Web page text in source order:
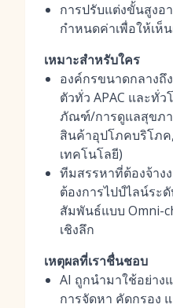
การปรับแต่งขั้นสูงอ
กำหนดค่าเพื่อให้เห็
เหมาะสำหรับใคร
องค์กรขนาดกลาง
ตัวทั่ว APAC และทั่
ภัณฑ์/การดูแลสุขภา
สินค้าอุปโภคบริโภค
เทคโนโลยี)
ทีมสรรหาที่ต้องจ้าง
ต้องการไปป์ไลน์ระ
สัมพันธ์แบบ Omni-
เชิงลึก
เหตุผลที่เราชื่นชอบ
AI ถูกนำมาใช้อย่า
การจัดหา คัดกรอง